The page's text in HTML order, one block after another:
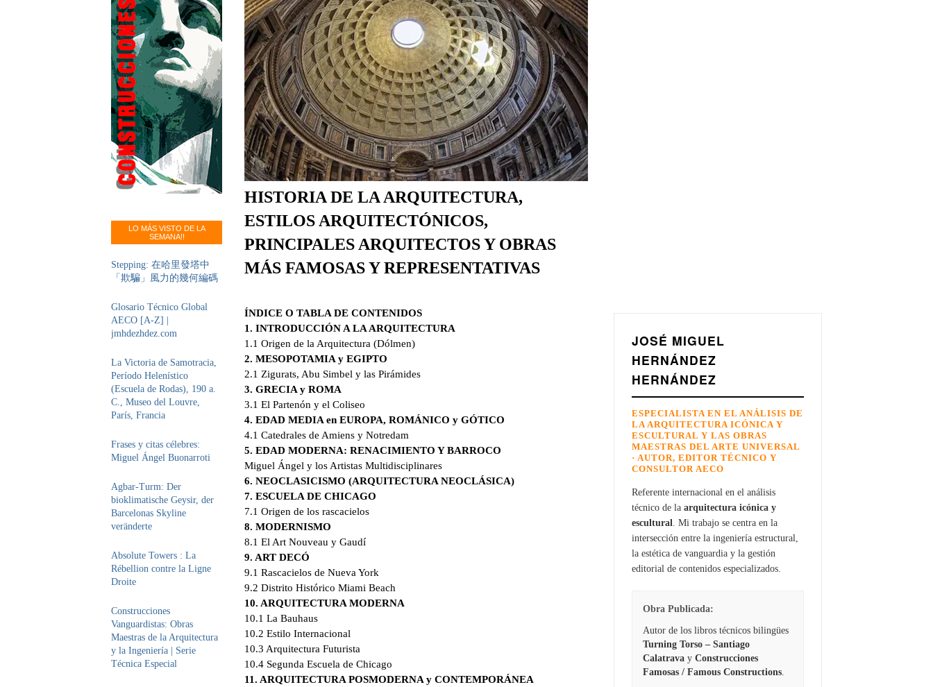
LO MÁS VISTO DE LA
SEMANA!!
Stepping: 在哈里發塔中
「欺騙」風力的幾何編碼
Glosario Técnico Global
AECO [A-Z] |
jmhdezhdez.com
La Victoria de Samotracia,
Período Helenístico
(Escuela de Rodas), 190 a.
C., Museo del Louvre,
París, Francia
Frases y citas célebres:
Miguel Ángel Buonarroti
Agbar-Turm: Der
bioklimatische Geysir, der
Barcelonas Skyline
veränderte
Absolute Towers : La
Rébellion contre la Ligne
Droite
Construcciones
Vanguardistas: Obras
Maestras de la Arquitectura
y la Ingeniería | Serie
Técnica Especial
HISTORIA DE LA ARQUITECTURA,
ESTILOS ARQUITECTÓNICOS,
PRINCIPALES ARQUITECTOS Y OBRAS
MÁS FAMOSAS Y REPRESENTATIVAS
ÍNDICE O TABLA DE CONTENIDOS
1. INTRODUCCIÓN A LA ARQUITECTURA
1.1 Origen de la Arquitectura (Dólmen)
2. MESOPOTAMIA y EGIPTO
2.1 Zigurats, Abu Simbel y las Pirámides
3. GRECIA y ROMA
3.1 El Partenón y el Coliseo
4. EDAD MEDIA en EUROPA, ROMÁNICO y GÓTICO
4.1 Catedrales de Amiens y Notredam
5. EDAD MODERNA: RENACIMIENTO Y BARROCO
Miguel Ángel y los Artistas Multidisciplinares
6. NEOCLASICISMO (ARQUITECTURA NEOCLÁSICA)
7. ESCUELA DE CHICAGO
7.1 Origen de los rascacielos
8. MODERNISMO
8.1 El Art Nouveau y Gaudí
9. ART DECÓ
9.1 Rascacielos de Nueva York
9.2 Distrito Histórico Miami Beach
10. ARQUITECTURA MODERNA
10.1 La Bauhaus
10.2 Estilo Internacional
10.3 Arquitectura Futurista
10.4 Segunda Escuela de Chicago
11. ARQUITECTURA POSMODERNA y CONTEMPORÁNEA
JOSÉ MIGUEL
HERNÁNDEZ
HERNÁNDEZ
ESPECIALISTA EN EL ANÁLISIS DE
LA ARQUITECTURA ICÓNICA Y
ESCULTURAL Y LAS OBRAS
MAESTRAS DEL ARTE UNIVERSAL
· AUTOR, EDITOR TÉCNICO Y
CONSULTOR AECO
Referente internacional en el análisis
técnico de la arquitectura icónica y
escultural . Mi trabajo se centra en la
intersección entre la ingeniería estructural,
la estética de vanguardia y la gestión
editorial de contenidos especializados.
Obra Publicada:
Autor de los libros técnicos bilingües
Turning Torso – Santiago
Calatrava y Construcciones
Famosas / Famous Constructions